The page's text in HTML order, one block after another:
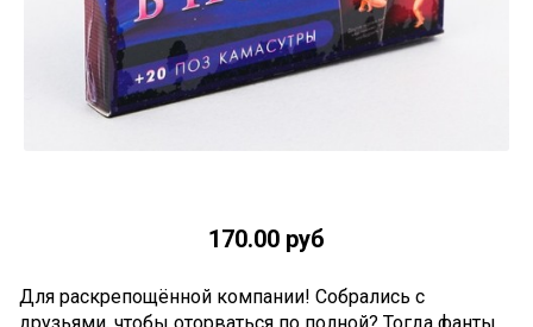
170.00 руб
Для раскрепощённой компании! Собрались с